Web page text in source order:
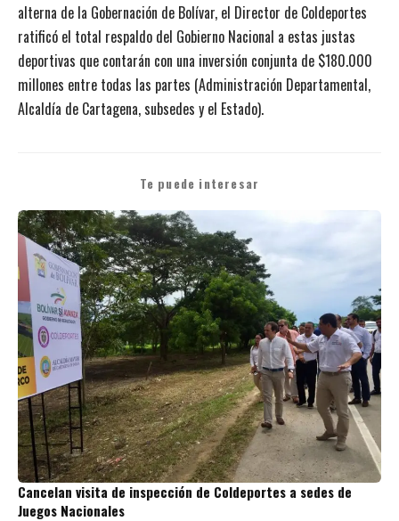
alterna de la Gobernación de Bolívar, el Director de Coldeportes
ratificó el total respaldo del Gobierno Nacional a estas justas
deportivas que contarán con una inversión conjunta de $180.000
millones entre todas las partes (Administración Departamental,
Alcaldía de Cartagena, subsedes y el Estado).
Te puede interesar
Cancelan visita de inspección de Coldeportes a sedes de
Juegos Nacionales